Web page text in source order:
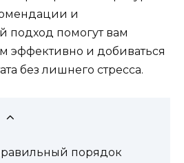
и
подход помогут вам
эффективно и добиваться
без лишнего стресса.
порядок